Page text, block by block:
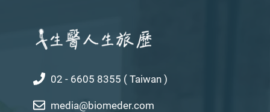
02 - 6605 8355 ( Taiwan )
media@biomeder.com